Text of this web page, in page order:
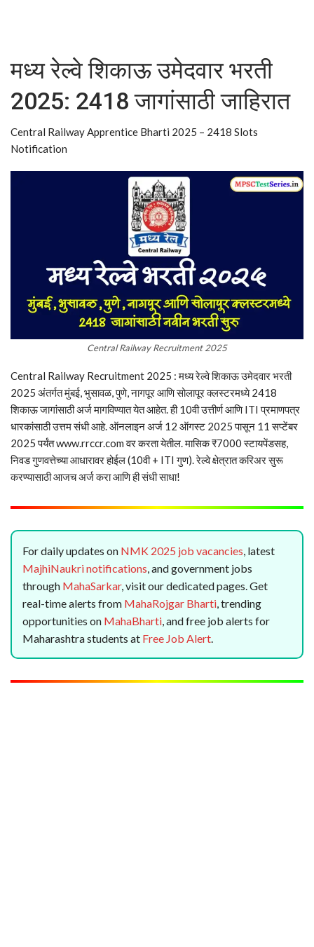
मध्य रेल्वे शिकाऊ उमेदवार भरती
2025: 2418 जागांसाठी जाहिरात
Central Railway Apprentice Bharti 2025 – 2418 Slots
Notification
Central Railway Recruitment 2025
Central Railway Recruitment 2025 : मध्य रेल्वे शिकाऊ उमेदवार भरती
2025 अंतर्गत मुंबई, भुसावळ, पुणे, नागपूर आणि सोलापूर क्लस्टरमध्ये 2418
शिकाऊ जागांसाठी अर्ज मागविण्यात येत आहेत. ही 10वी उत्तीर्ण आणि ITI प्रमाणपत्र
धारकांसाठी उत्तम संधी आहे. ऑनलाइन अर्ज 12 ऑगस्ट 2025 पासून 11 सप्टेंबर
2025 पर्यंत www.rrccr.com वर करता येतील. मासिक ₹7000 स्टायपेंडसह,
निवड गुणवत्तेच्या आधारावर होईल (10वी + ITI गुण). रेल्वे क्षेत्रात करिअर सुरू
करण्यासाठी आजच अर्ज करा आणि ही संधी साधा!
For daily updates on NMK 2025 job vacancies , latest
MajhiNaukri notifications , and government jobs
through MahaSarkar, visit our dedicated pages. Get
real-time alerts from MahaRojgar Bharti , trending
opportunities on MahaBharti , and free job alerts for
Maharashtra students at Free Job Alert